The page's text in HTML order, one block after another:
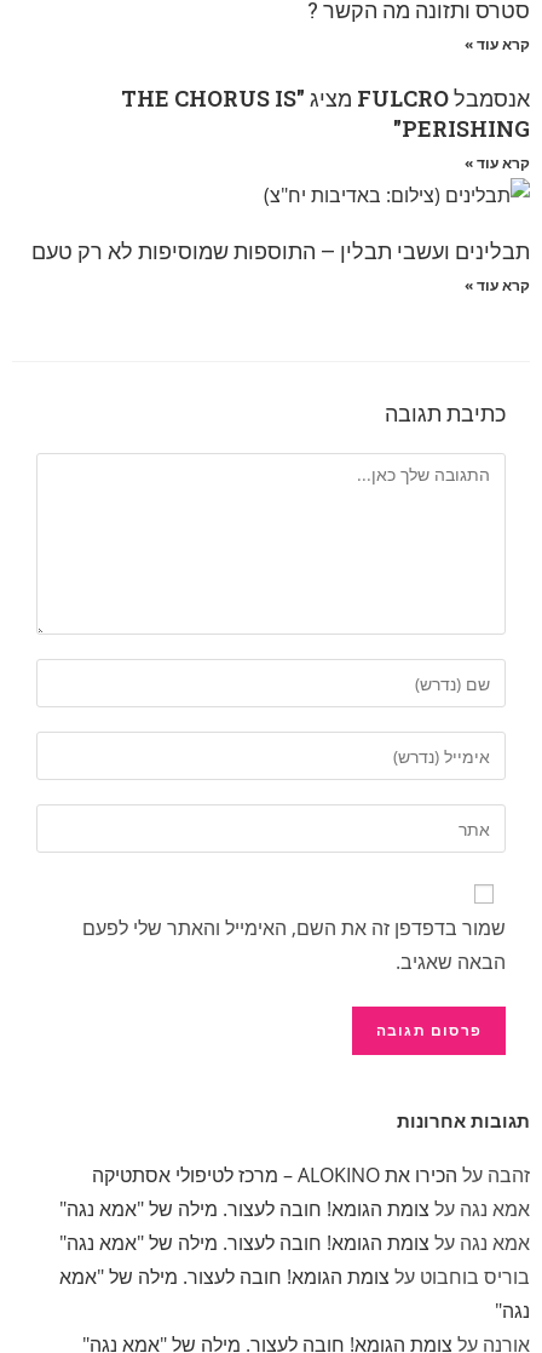
סטרס ותזונה מה הקשר ?
קרא עוד »
אנסמבלFULCRO מציג "THE CHORUS IS
PERISHING"
קרא עוד »
תבלינים ועשבי תבלין – התוספות שמוסיפות לא רק טעם
קרא עוד »
כתיבת תגובה
שמור בדפדפן זה את השם, האימייל והאתר שלי לפעם
הבאה שאגיב.
תגובות אחרונות
זהבה על הכירו את ALOKINO – מרכז לטיפולי אסתטיקה
אמא נגה על צומת הגומא! חובה לעצור. מילה של "אמא נגה"
אמא נגה על צומת הגומא! חובה לעצור. מילה של "אמא נגה"
בוריס בוחבוט על צומת הגומא! חובה לעצור. מילה של "אמא
נגה"
אורנה על צומת הגומא! חובה לעצור. מילה של "אמא נגה"